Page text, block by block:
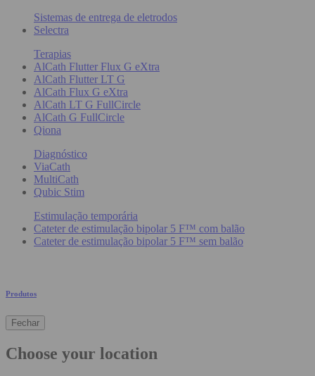
Sistemas de entrega de eletrodos
Selectra
Terapias
AlCath Flutter Flux G eXtra
AlCath Flutter LT G
AlCath Flux G eXtra
AlCath LT G FullCircle
AlCath G FullCircle
Qiona
Diagnóstico
ViaCath
MultiCath
Qubic Stim
Estimulação temporária
Cateter de estimulação bipolar 5 F™ com balão
Cateter de estimulação bipolar 5 F™ sem balão
Produtos
Fechar
Choose your location